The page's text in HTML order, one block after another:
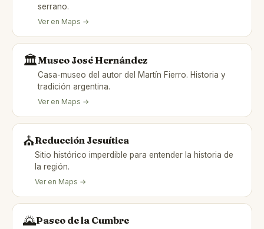
serrano.
Ver en Maps →
🏛️Museo José Hernández
Casa-museo del autor del Martín Fierro. Historia y
tradición argentina.
Ver en Maps →
⛪Reducción Jesuítica
Sitio histórico imperdible para entender la historia de
la región.
Ver en Maps →
🌄Paseo de la Cumbre